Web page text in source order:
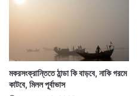
মকরসংক্রান্তিতে ঠান্ডা কি বাড়বে, নাকি গরমে
কাটবে, মিলল পূর্বাভাস